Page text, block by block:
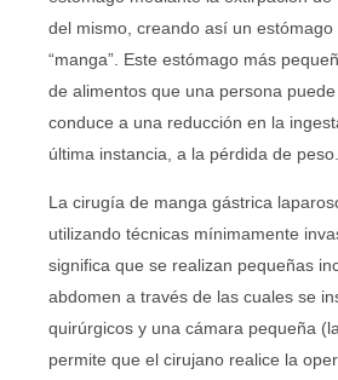
del mismo, creando así un
“manga”. Este estómago más
de alimentos que una persona
conduce a una reducción en la
última instancia, a la pérdida de peso.
La cirugía de manga gástrica
utilizando técnicas mínimamente
significa que se realizan pequeñas
abdomen a través de las cuales se
quirúrgicos y una cámara pequeña
permite que el cirujano realice la